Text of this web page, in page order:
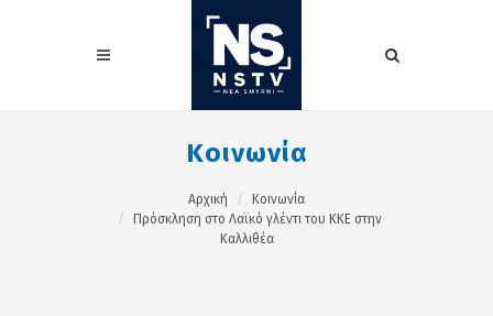
Κοινωνία
Αρχική
Κοινωνία
Πρόσκληση στο Λαϊκό γλέντι του ΚΚΕ στην
Καλλιθέα